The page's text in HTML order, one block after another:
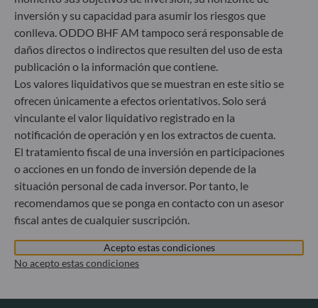
60329 Frankfurt am Main
Alemania
+49 (0) 69 920 50 0
Sociedad Gestora de Carteras autorizada por la
Bundesanstalt für Finanzdienstleistungsaufsicht (“BaFin”)
Registro Comercial: HRB 11971 juzgado de primera
instancia de Düsseldorf
ODDO BHF Asset Management LUX
6, rue Gabriel Lippmann
L-5365 Munsbach
Luxemburgo
+352 45 76 76 245
Sociedad gestora de carteras autorizada por la Commission
de Surveillance du Secteur Financier (CSSF) – Registro
Mercantil: B 29891
inversión y su capacidad para asumir los riesgos que
conlleva. ODDO BHF AM tampoco será responsable de
daños directos o indirectos que resulten del uso de esta
publicación o la información que contiene.
Los valores liquidativos que se muestran en este sitio se
ofrecen únicamente a efectos orientativos. Solo será
vinculante el valor liquidativo registrado en la
notificación de operación y en los extractos de cuenta.
El tratamiento fiscal de una inversión en participaciones
o acciones en un fondo de inversión depende de la
situación personal de cada inversor. Por tanto, le
recomendamos que se ponga en contacto con un asesor
fiscal antes de cualquier suscripción.
Acepto estas condiciones
No acepto estas condiciones